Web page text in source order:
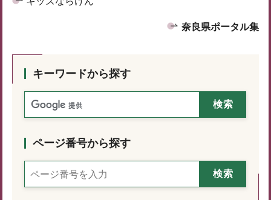
奈良県ポータル集
キーワードから探す
ページ番号から探す